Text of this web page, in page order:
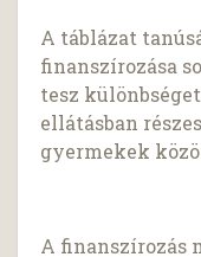
A táblázat
finanszírozása
tesz
ellátásban
gyermekek
A finanszírozás